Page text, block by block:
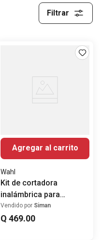
Filtrar
Agregar al carrito
Wahl
Kit de cortadora
inalámbrica para
mascotas Wahl Groom
Lite
Vendido por Siman
Q 469.00